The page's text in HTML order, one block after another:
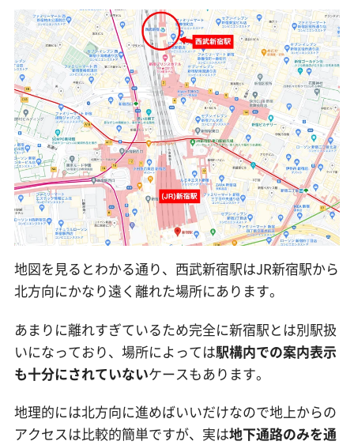
地図を見るとわかる通り、西武新宿駅はJR新宿駅から
北方向にかなり遠く離れた場所にあります。
あまりに離れすぎているため完全に新宿駅とは別駅扱
いになっており、場所によっては駅構内での案内表示
も十分にされていないケースもあります。
地理的には北方向に進めばいいだけなので地上からの
アクセスは比較的簡単ですが、実は地下通路のみを通